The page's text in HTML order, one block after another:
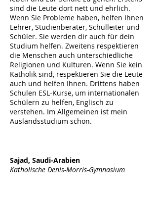
sind die Leute dort nett und ehrlich.
Wenn Sie Probleme haben, helfen Ihnen
Lehrer, Studienberater, Schulleiter und
Schüler. Sie werden dir auch für dein
Studium helfen. Zweitens respektieren
die Menschen auch unterschiedliche
Religionen und Kulturen. Wenn Sie kein
Katholik sind, respektieren Sie die Leute
auch und helfen Ihnen. Drittens haben
Schulen ESL-Kurse, um internationalen
Schülern zu helfen, Englisch zu
verstehen. Im Allgemeinen ist mein
Auslandsstudium schön.
Sajad, Saudi-Arabien
Katholische Denis-Morris-Gymnasium